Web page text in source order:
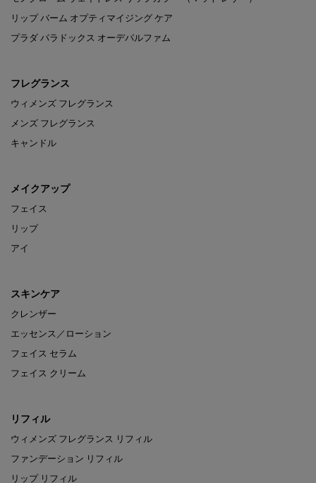
リップ バーム オプティマイジング ケア
プラダ パラドックス オーデパルファム
フレグランス
ウィメンズ フレグランス
メンズ フレグランス
キャンドル
メイクアップ
フェイス
リップ
アイ
スキンケア
クレンザー
エッセンス／ローション
フェイス セラム
フェイス クリーム
リフィル
ウィメンズ フレグランス リフィル
ファンデーション リフィル
リップ リフィル